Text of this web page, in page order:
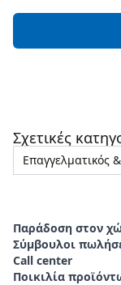
Σχετικές
Επαγγελματικός
Παράδοση στον
Σύμβουλοι
Call center
Ποικιλία